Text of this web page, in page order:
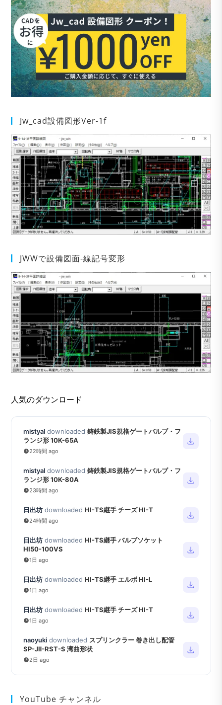
Jw_cad設備図形Ver-1f
JWWで設備図面-線記号変形
人気のダウンロード
mistyal downloaded 鋳鉄製JIS規格ゲートバルブ・フ
ランジ形 10K-65A
22時間 ago
mistyal downloaded 鋳鉄製JIS規格ゲートバルブ・フ
ランジ形 10K-80A
23時間 ago
日出坊 downloaded HI-TS継手 チーズ HI-T
24時間 ago
日出坊 downloaded HI-TS継手 バルブソケット
HI50-100VS
1日 ago
日出坊 downloaded HI-TS継手 エルボ HI-L
1日 ago
日出坊 downloaded HI-TS継手 チーズ HI-T
1日 ago
naoyuki downloaded スプリンクラー 巻き出し配管
SP-JⅡ-RST-S 湾曲形状
2日 ago
YouTube チャンネル